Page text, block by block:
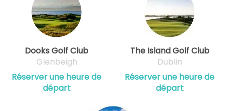
Dooks Golf Club
Glenbeigh
Réserver une heure de
départ
The Island Golf Club
Dublin
Réserver une heure de
départ